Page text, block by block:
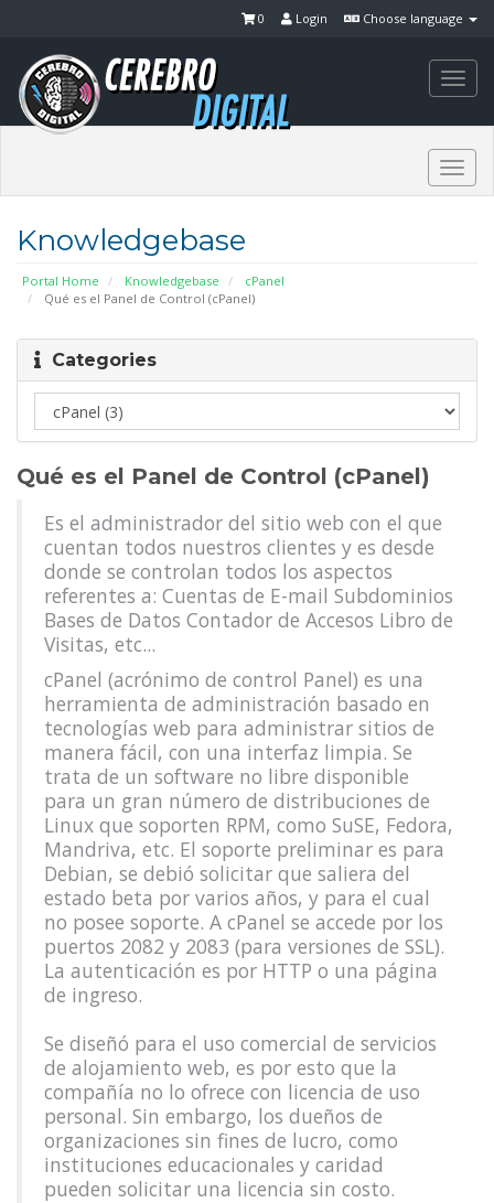
Choose language
Login
0
Knowledgebase
Portal Home Knowledgebase
cPanel
Qué es el Panel de Control (cPanel)
Categories
Qué es el Panel de Control (cPanel)
Es el administrador del sitio web con el que
cuentan todos nuestros clientes y es desde
donde se controlan todos los aspectos
referentes a: Cuentas de E-mail Subdominios
Bases de Datos Contador de Accesos Libro de
Visitas, etc...
cPanel (acrónimo de control Panel) es una
herramienta de administración basado en
tecnologías web para administrar sitios de
manera fácil, con una interfaz limpia. Se
trata de un software no libre disponible
para un gran número de distribuciones de
Linux que soporten RPM, como SuSE, Fedora,
Mandriva, etc. El soporte preliminar es para
Debian, se debió solicitar que saliera del
estado beta por varios años, y para el cual
no posee soporte. A cPanel se accede por los
puertos 2082 y 2083 (para versiones de SSL).
La autenticación es por HTTP o una página
de ingreso.
Se diseñó para el uso comercial de servicios
de alojamiento web, es por esto que la
compañía no lo ofrece con licencia de uso
personal. Sin embargo, los dueños de
organizaciones sin fines de lucro, como
instituciones educacionales y caridad
pueden solicitar una licencia sin costo.